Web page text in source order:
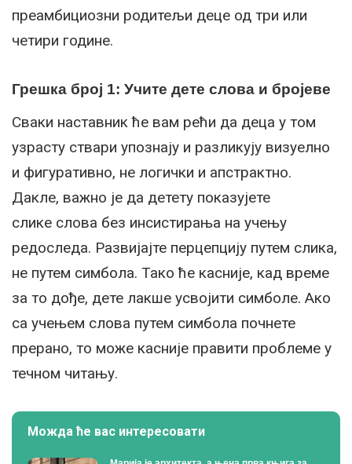
преамбициозни родитељи деце од три или
четири године.
Грешка број 1: Учите дете слова и бројеве
Сваки наставник ће вам рећи да деца у том
узрасту ствари упознају и разликују визуелно
и фигуративно, не логички и апстрактно.
Дакле, важно је да детету показујете
слике слова без инсистирања на учењу
редоследа. Развијајте перцепцију путем слика,
не путем симбола. Тако ће касније, кад време
за то дође, дете лакше усвојити симболе. Ако
са учењем слова путем симбола почнете
прерано, то може касније правити проблеме у
течном читању.
Можда ће вас интересовати